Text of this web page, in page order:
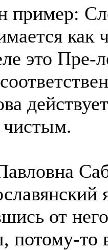
пример:
как
это Пре-
чистым.
от
потому-то